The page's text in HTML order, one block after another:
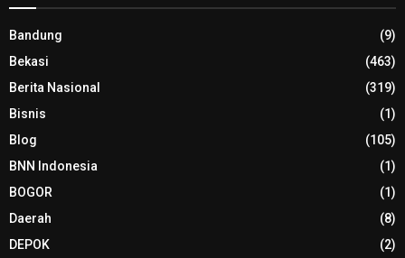
Bandung
(9)
Bekasi
(463)
Berita Nasional
(319)
Bisnis
(1)
Blog
(105)
BNN Indonesia
(1)
BOGOR
(1)
Daerah
(8)
DEPOK
(2)